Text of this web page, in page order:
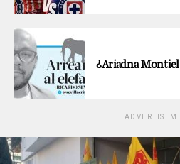
¿Ariadna